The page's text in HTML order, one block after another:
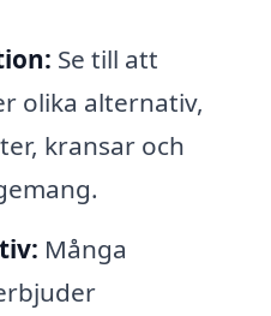
Se till att
olika alternativ,
kransar och
Många